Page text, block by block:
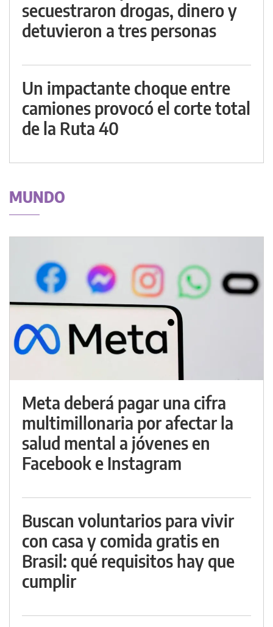
secuestraron drogas, dinero y
detuvieron a tres personas
Un impactante choque entre
camiones provocó el corte total
de la Ruta 40
MUNDO
Meta deberá pagar una cifra
multimillonaria por afectar la
salud mental a jóvenes en
Facebook e Instagram
Buscan voluntarios para vivir
con casa y comida gratis en
Brasil: qué requisitos hay que
cumplir